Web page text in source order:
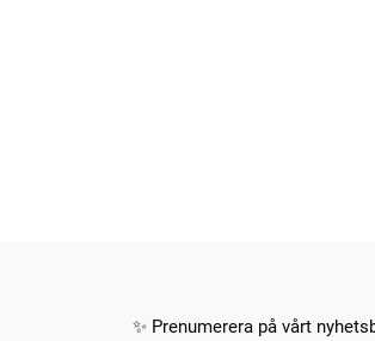
✨ Prenumerera på vårt